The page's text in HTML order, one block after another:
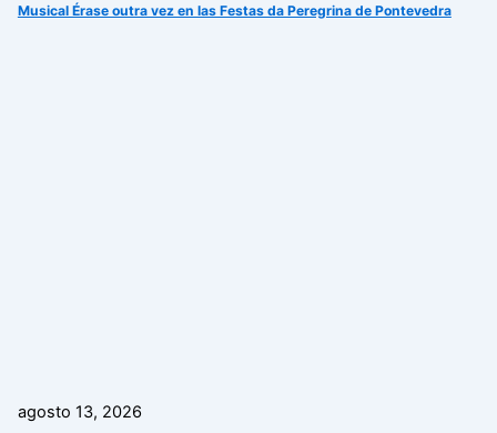
Musical Érase outra vez en las Festas da Peregrina de Pontevedra
agosto 13, 2026